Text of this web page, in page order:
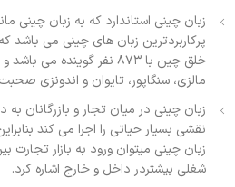
زبان چینی استاندارد که به زبان چینی
پرکاربردترین زبان های چینی می باشد
خلق چین با ۸۷۳ نفر
مالزی، سنگاپور، تایوان و اندونزی
زبان چینی در میان تجار و بازرگانان
نقشی بسیار حیاتی را اجرا می کند
زبان چینی میتوان ورود به بازار تجارت
شغلی بیشتردر داخل و خارج اشاره کرد.